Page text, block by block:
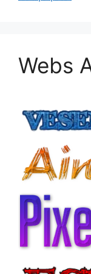
Webs